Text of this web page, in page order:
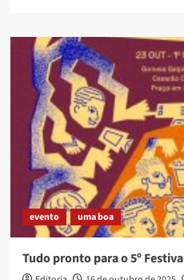
Vai
em
paz,
poeta
Valdo
Couto
evento uma boa
Tudo pronto para o 5º